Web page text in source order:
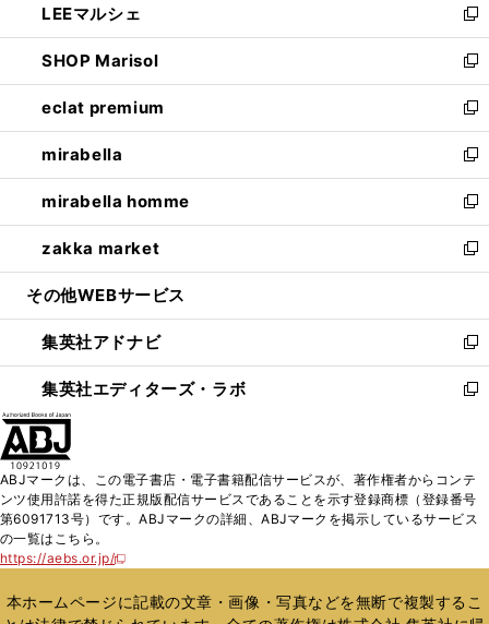
く
で
開
く
ド
ウ
で
開
く
ィ
ン
ド
ウ
で
開
く
い
ウ
ィ
ン
ド
ウ
で
開
く
LEEマルシェ
新
し
い
ウ
ィ
ン
ド
ウ
で
開
く
SHOP Marisol
新
し
い
ウ
ィ
ン
ド
ウ
で
開
eclat premium
新
し
い
ウ
ィ
ン
ド
ウ
開
く
mirabella
新
し
い
ウ
ィ
ン
ウ
で
開
く
mirabella homme
新
し
い
ウ
ン
ド
ウ
で
zakka market
新
し
ウ
ィ
ン
ド
く
その他WEBサービス
集英社アドナビ
新
し
い
ド
ウ
で
集英社エディターズ・ラボ
新
ィ
ン
ド
開
ABJマークは、この電子書店・電子書籍配信サービスが、著作権者からコンテ
ンツ使用許諾を得た正規版配信サービスであることを示す登録商標（登録番号
第6091713号）です。ABJマークの詳細、ABJマークを掲示しているサービス
の一覧はこちら。
https://aebs.or.jp/
新
い
ウ
本ホームページに記載の文章・画像・写真などを無断で複製するこ